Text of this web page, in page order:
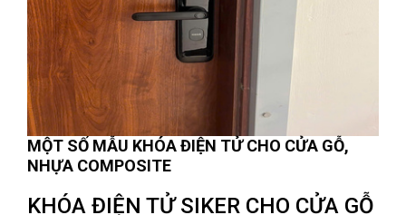
MỘT SỐ MẪU KHÓA ĐIỆN TỬ CHO CỬA GỖ,
NHỰA COMPOSITE
KHÓA ĐIỆN TỬ SIKER CHO CỬA GỖ